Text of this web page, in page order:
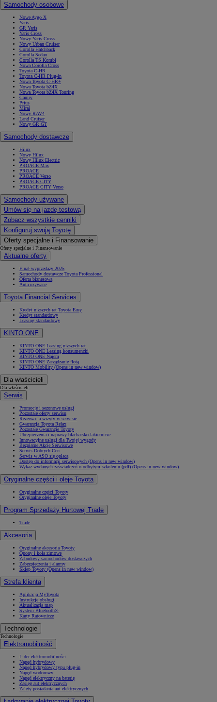
Samochody osobowe
Nowe Aygo X
Yaris
GR Yaris
Yaris Cross
Nowy Yaris Cross
Nowy Urban Cruiser
Corolla Hatchback
Corolla Sedan
Corolla TS Kombi
Nowa Corolla Cross
Toyota C-HR
Toyota C-HR Plug-in
Nowa Toyota C-HR+
Nowa Toyota bZ4X
Nowa Toyota bZ4X Touring
Camry
Prius
Mirai
Nowy RAV4
Land Cruiser
Nowy GR GT
Samochody dostawcze
Hilux
Nowy Hilux
Nowy Hilux Electric
PROACE Max
PROACE
PROACE Verso
PROACE CITY
PROACE CITY Verso
Samochody używane
Umów się na jazdę testową
Zobacz wszystkie cenniki
Konfiguruj swoją Toyotę
Oferty specjalne i Finansowanie
Oferty specjalne i Finansowanie
Aktualne oferty
Finał wyprzedaży 2025
Samochody dostawcze Toyota Professional
Oferta biznesowa
Auta używane
Toyota Financial Services
Kredyt niższych rat Toyota Easy
Kredyt standardowy
Leasing standardowy
KINTO ONE
KINTO ONE Leasing niższych rat
KINTO ONE Leasing konsumencki
KINTO ONE Najem
KINTO ONE Zarządzanie flotą
KINTO Mobility (Opens in new window)
Dla właścicieli
Dla właścicieli
Serwis
Promocje i sezonowe usługi
Pozostałe oferty serwisu
Rezerwacja wizyty w serwisie
Gwarancja Toyota Relax
Pozostałe Gwarancje Toyoty
Ubezpieczenia i naprawy blacharsko-lakiernicze
Innowacyjne usługi dla Twojej wygody
Bezpłatne Akcje Serwisowe
Serwis Dobrych Cen
Serwis w ASO się opłaca
Dostęp do informacji serwisowych (Opens in new window)
Wykaz wydanych zaświadczeń o odbytym szkoleniu (pdf) (Opens in new window)
Oryginalne części i oleje Toyota
Oryginalne części Toyoty
Oryginalne oleje Toyoty
Program Sprzedaży Hurtowej Trade
Trade
Akcesoria
Oryginalne akcesoria Toyoty
Opony i koła zimowe
Zabudowy samochodów dostawczych
Zabezpieczenia i alarmy
Sklep Toyoty (Opens in new window)
Strefa klienta
Aplikacja MyToyota
Instrukcje obsługi
Aktualizacja map
System Bluetooth®
Karty Ratownicze
Technologie
Technologie
Elektromobilność
Lider elektromobilności
Napęd hybrydowy
Napęd hybrydowy typu plug-in
Napęd wodorowy
Napęd elektryczny na baterię
Zasięg aut elektrycznych
Zalety posiadania aut elektrycznych